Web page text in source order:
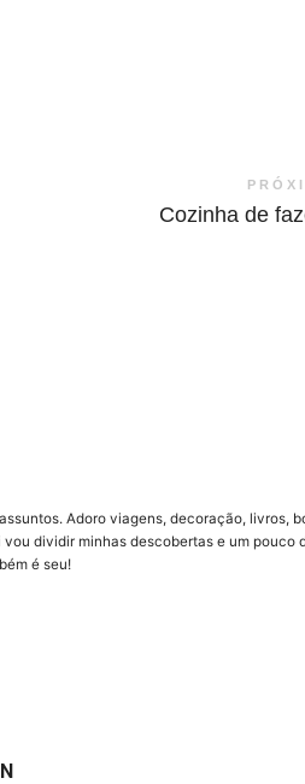
Cozinha de
Adoro viagens, decoração, livros,
dividir minhas descobertas e um pouco
é seu!